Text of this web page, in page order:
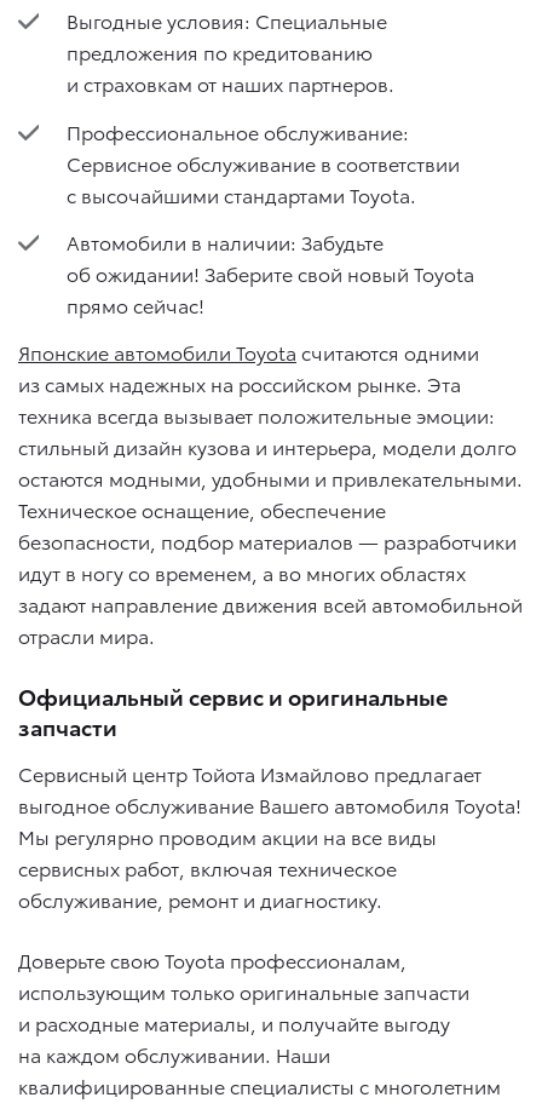
Выгодные условия: Специальные
предложения по кредитованию
и страховкам от наших партнеров.
Профессиональное обслуживание:
Сервисное обслуживание в соответствии
с высочайшими стандартами Toyota.
Автомобили в наличии: Забудьте
об ожидании! Заберите свой новый Toyota
прямо сейчас!
Японские автомобили Toyota считаются одними
из самых надежных на российском рынке. Эта
техника всегда вызывает положительные эмоции:
стильный дизайн кузова и интерьера, модели долго
остаются модными, удобными и привлекательными.
Техническое оснащение, обеспечение
безопасности, подбор материалов — разработчики
идут в ногу со временем, а во многих областях
задают направление движения всей автомобильной
отрасли мира.
Официальный сервис и оригинальные
запчасти
Сервисный центр Тойота Измайлово предлагает
выгодное обслуживание Вашего автомобиля Toyota!
Мы регулярно проводим акции на все виды
сервисных работ, включая техническое
обслуживание, ремонт и диагностику.
Доверьте свою Toyota профессионалам,
использующим только оригинальные запчасти
и расходные материалы, и получайте выгоду
на каждом обслуживании. Наши
квалифицированные специалисты с многолетним